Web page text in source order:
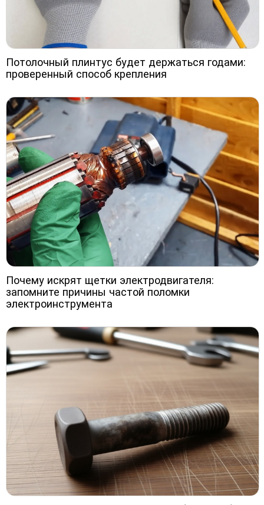
Потолочный плинтус будет держаться годами:
проверенный способ крепления
Почему искрят щетки электродвигателя:
запомните причины частой поломки
электроинструмента